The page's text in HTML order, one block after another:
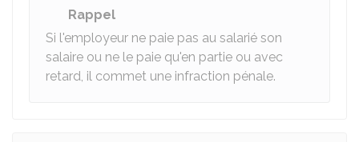
Rappel
Si l'employeur ne paie pas au salarié son
salaire ou ne le paie qu'en partie ou avec
retard, il commet une infraction pénale.